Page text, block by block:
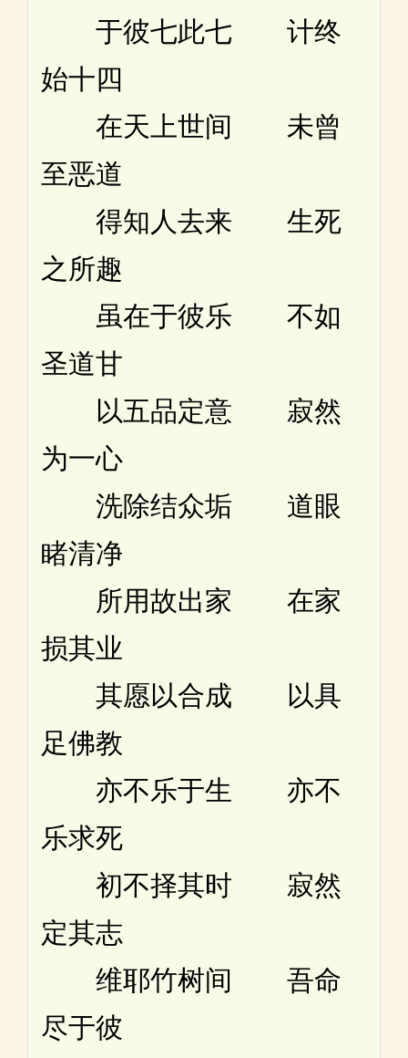
于彼七此七 计终
始十四
在天上世间 未曾
至恶道
得知人去来 生死
之所趣
虽在于彼乐 不如
圣道甘
以五品定意 寂然
为一心
洗除结众垢 道眼
睹清净
所用故出家 在家
损其业
其愿以合成 以具
足佛教
亦不乐于生 亦不
乐求死
初不择其时 寂然
定其志
维耶竹树间 吾命
尽于彼